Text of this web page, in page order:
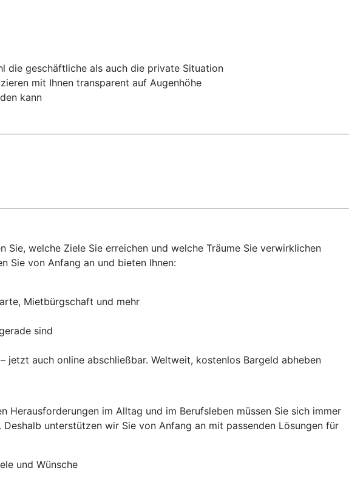
die geschäftliche als auch die private Situation
mit Ihnen transparent auf Augenhöhe
kann
welche Ziele Sie erreichen und welche Träume Sie verwirklichen
Sie von Anfang an und bieten Ihnen:
Mietbürgschaft und mehr
sind
auch online abschließbar. Weltweit, kostenlos Bargeld abheben
im Alltag und im Berufsleben müssen Sie sich immer
unterstützen wir Sie von Anfang an mit passenden Lösungen für
und Wünsche